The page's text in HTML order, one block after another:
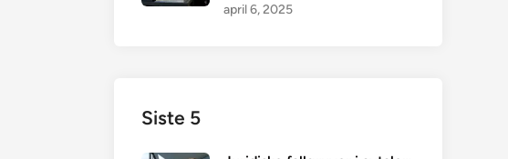
april 6, 2025
Siste 5